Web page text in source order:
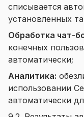
списывается
установленных
Обработка чат-
конечных
автоматически;
Аналитика:
использовании
автоматически